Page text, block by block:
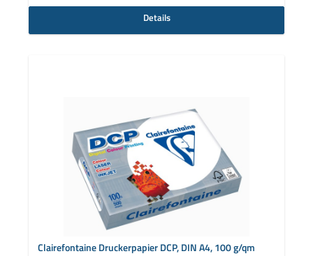
Details
Clairefontaine Druckerpapier DCP, DIN A4, 100 g/qm